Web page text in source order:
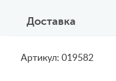
Доставка
Артикул: 019582